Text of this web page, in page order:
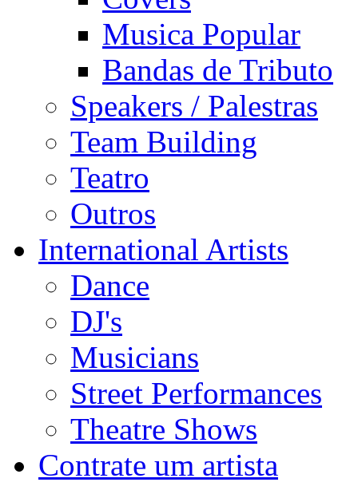
Musica Popular
Bandas de Tributo
Speakers / Palestras
Team Building
Teatro
Outros
International Artists
Dance
DJ's
Musicians
Street Performances
Theatre Shows
Contrate um artista